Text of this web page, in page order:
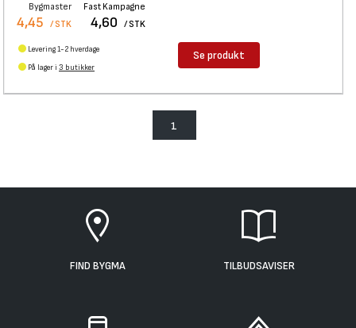
Bygmaster
4,45 / STK
Fast Kampagne
4,60 / STK
Levering 1-2 hverdage
På lager i 3 butikker
Se produkt
1
FIND BYGMA TILBUDSAVISER